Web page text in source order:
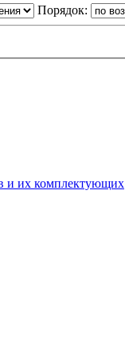
Порядок:
и их комплектующих